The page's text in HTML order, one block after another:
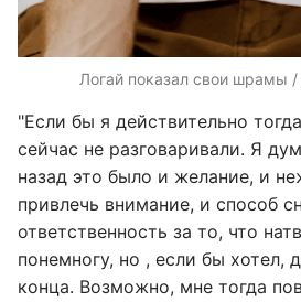
Логай показал свои шрамы
"Если бы я действительно
сейчас не разговаривали. Я
назад это было и желание, и
привлечь внимание, и способ
ответственность за то, что
понемногу, но , если бы хотел,
конца. Возможно, мне тогда